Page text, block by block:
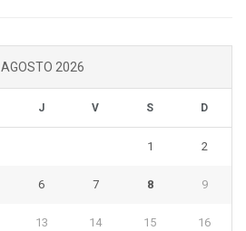
AGOSTO 2026
J V S D
1 2
6 7 8 9
13 14 15 16